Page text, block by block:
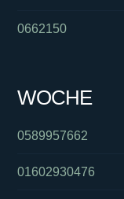
0662150
WOCHE
0589957662
01602930476